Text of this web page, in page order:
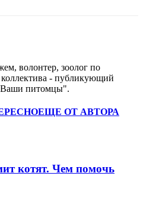
волонтер, зоолог по
- публикующий
"Ваши питомцы".
ЕЩЕ ОТ АВТОРА
котят. Чем помочь